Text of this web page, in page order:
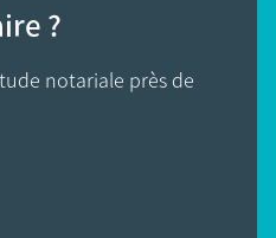
?
notariale près de